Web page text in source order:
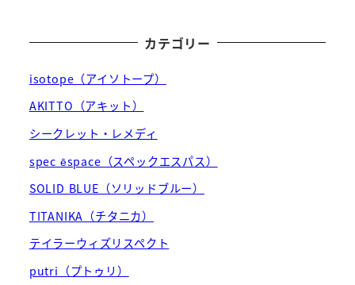
カテゴリー
isotope（アイソトープ）
AKITTO（アキット）
シークレット・レメディ
spec ēspace（スペックエスパス）
SOLID BLUE（ソリッドブルー）
TITANIKA（チタニカ）
テイラーウィズリスペクト
putri（プトゥリ）